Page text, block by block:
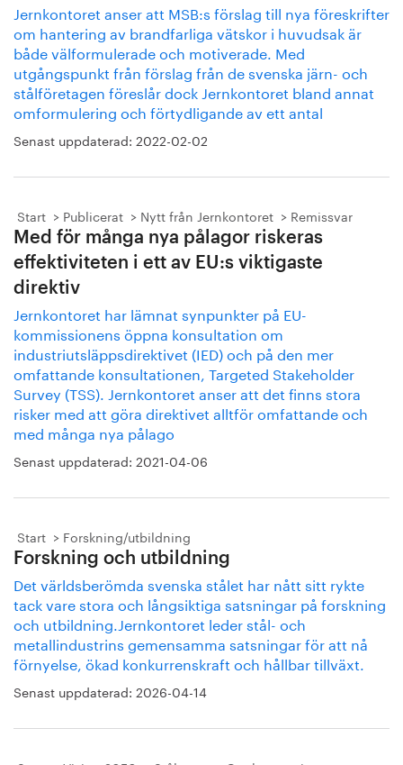
Jernkontoret anser att MSB:s förslag till nya föreskrifter
om hantering av brandfarliga vätskor i huvudsak är
både välformulerade och motiverade. Med
utgångspunkt från förslag från de svenska järn- och
stålföretagen föreslår dock Jernkontoret bland annat
omformulering och förtydligande av ett antal
Senast uppdaterad: 2022-02-02
Start Publicerat Nytt från Jernkontoret Remissvar
Med för många nya pålagor riskeras
effektiviteten i ett av EU:s viktigaste
direktiv
Jernkontoret har lämnat synpunkter på EU-
kommissionens öppna konsultation om
industriutsläppsdirektivet (IED) och på den mer
omfattande konsultationen, Targeted Stakeholder
Survey (TSS). Jernkontoret anser att det finns stora
risker med att göra direktivet alltför omfattande och
med många nya pålago
Senast uppdaterad: 2021-04-06
Start Forskning/utbildning
Forskning och utbildning
Det världsberömda svenska stålet har nått sitt rykte
tack vare stora och långsiktiga satsningar på forskning
och utbildning.Jernkontoret leder stål- och
metallindustrins gemensamma satsningar för att nå
förnyelse, ökad konkurrenskraft och hållbar tillväxt.
Senast uppdaterad: 2026-04-14